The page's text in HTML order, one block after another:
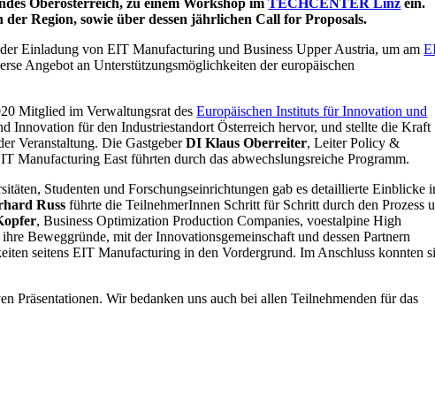
Oberösterreich, zu einem Workshop imTECHCENTER Linz ein.
Region, sowie über dessen jährlichen Call for Proposals.
Einladung von EIT Manufacturing und Business Upper Austria, um am
Angebot an Unterstützungsmöglichkeiten der europäischen
Mitglied im Verwaltungsrat desEuropäischen Instituts für Innovation und
Innovation für den Industriestandort Österreich hervor, und stellte die Kraft
Veranstaltung. Die GastgeberDI Klaus Oberreiter, Leiter Policy &
Manufacturing East führten durch das abwechslungsreiche Programm.
Studenten und Forschungseinrichtungen gab es detaillierte Einblicke
Russ führte die TeilnehmerInnen Schritt für Schritt durch den Prozess
, Business Optimization Production Companies, voestalpine High
Beweggründe, mit der Innovationsgemeinschaft und dessen Partnern
seitens EIT Manufacturing in den Vordergrund. Im Anschluss konnten
Wir bedanken uns auch bei allen Teilnehmenden für das